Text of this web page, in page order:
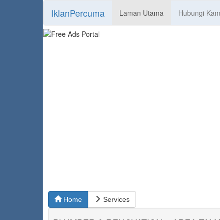
IklanPercuma Laman Utama Hubungi
Home Services